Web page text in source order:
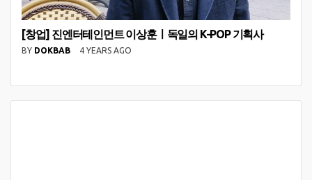
[창업] 진엔터테인먼트 이상훈ㅣ독일의 K-POP 기획사
BY DOKBAB 4 YEARS AGO